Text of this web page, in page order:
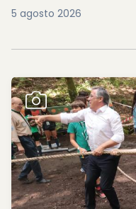
5 agosto 2026